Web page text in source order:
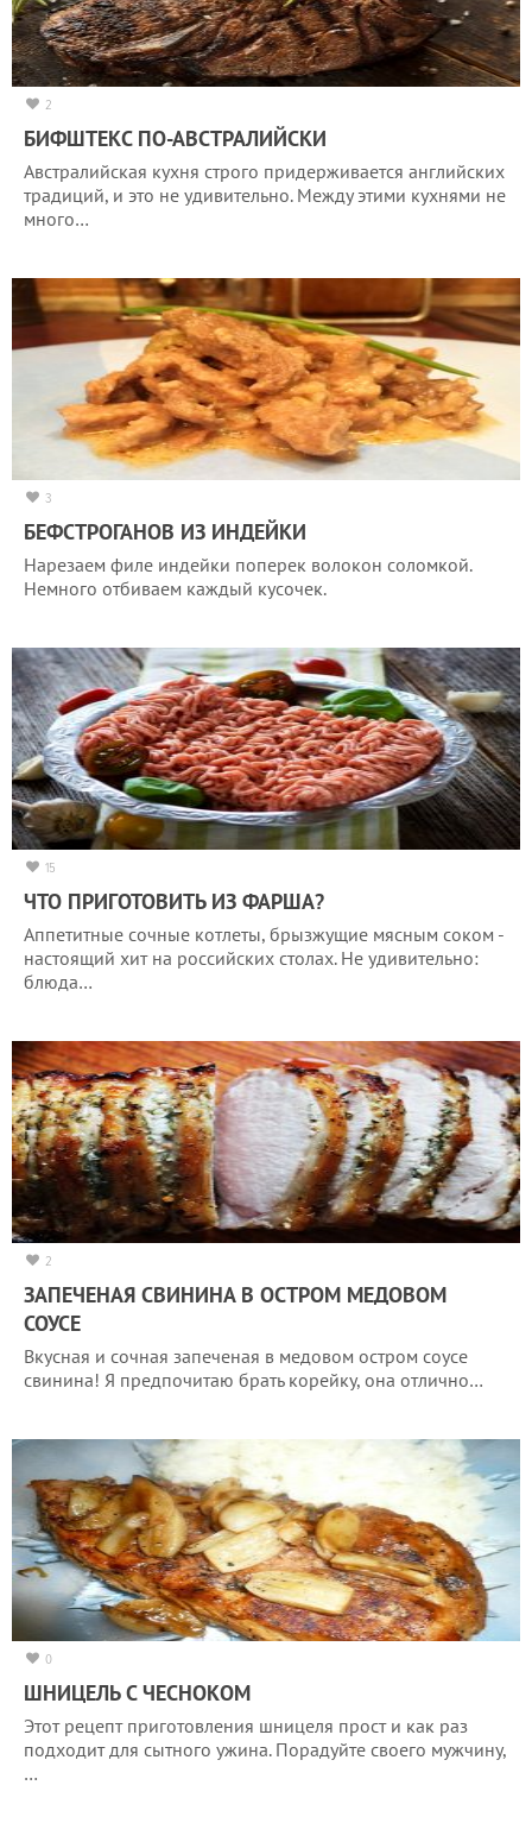
2
БИФШТЕКС ПО-АВСТРАЛИЙСКИ
Австралийская кухня строго придерживается английских
традиций, и это не удивительно. Между этими кухнями не
много…
3
БЕФСТРОГАНОВ ИЗ ИНДЕЙКИ
Нарезаем филе индейки поперек волокон соломкой.
Немного отбиваем каждый кусочек.
15
ЧТО ПРИГОТОВИТЬ ИЗ ФАРША?
Аппетитные сочные котлеты, брызжущие мясным соком -
настоящий хит на российских столах. Не удивительно:
блюда…
2
ЗАПЕЧЕНАЯ СВИНИНА В ОСТРОМ МЕДОВОМ
СОУСЕ
Вкусная и сочная запеченая в медовом остром соусе
свинина! Я предпочитаю брать корейку, она отлично…
0
ШНИЦЕЛЬ С ЧЕСНОКОМ
Этот рецепт приготовления шницеля прост и как раз
подходит для сытного ужина. Порадуйте своего мужчину,
…